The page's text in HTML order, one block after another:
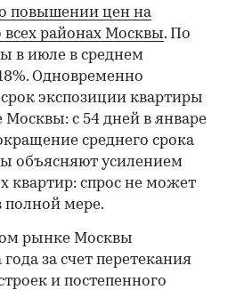
о повышении цен на
районах Москвы. По
в июле в среднем
Одновременно
экспозиции квартиры
с 54 дней в январе
среднего срока
объясняют усилением
квартир: спрос не может
полной мере.
рынке Москвы
за счет перетекания
и постепенного